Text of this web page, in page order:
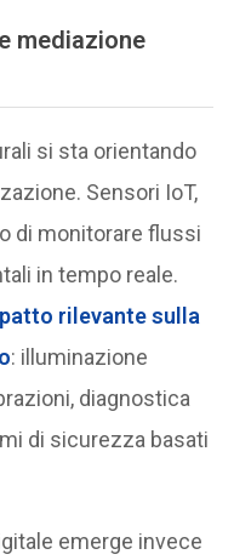
mediazione
si sta orientando
Sensori IoT,
di monitorare flussi
in tempo reale.
rilevante sulla
: illuminazione
diagnostica
di sicurezza basati
emerge invece